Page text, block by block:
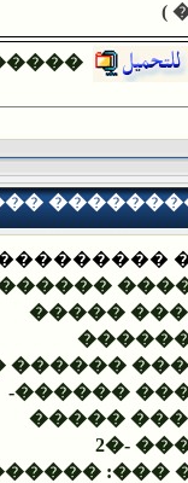
���� ���
���
�������
���� ���
���: